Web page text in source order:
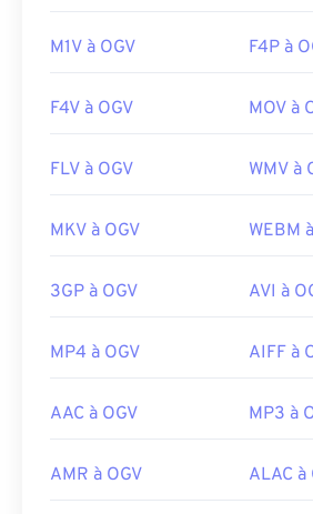
M1V à OGV F4P à
F4V à OGV MOV à
FLV à OGV WMV à
MKV à OGV WEBM
3GP à OGV AVI à
MP4 à OGV AIFF à
AAC à OGV MP3 à
AMR à OGV ALAC à